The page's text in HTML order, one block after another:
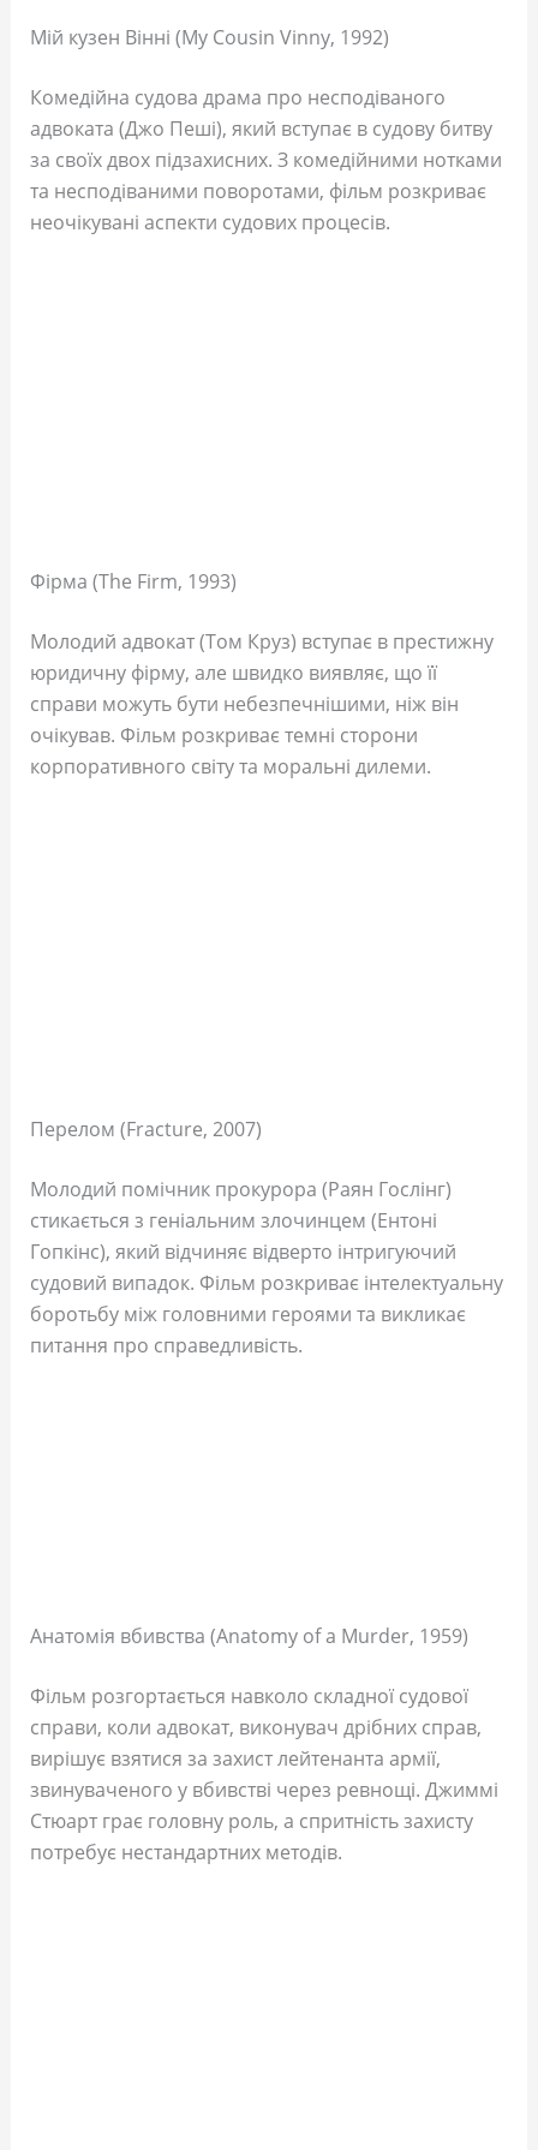
Мій кузен Вінні (My Cousin Vinny, 1992)
Комедійна судова драма про несподіваного
адвоката (Джо Пеші), який вступає в судову битву
за своїх двох підзахисних. З комедійними нотками
та несподіваними поворотами, фільм розкриває
неочікувані аспекти судових процесів.
Фірма (The Firm, 1993)
Молодий адвокат (Том Круз) вступає в престижну
юридичну фірму, але швидко виявляє, що її
справи можуть бути небезпечнішими, ніж він
очікував. Фільм розкриває темні сторони
корпоративного світу та моральні дилеми.
Перелом (Fracture, 2007)
Молодий помічник прокурора (Раян Гослінг)
стикається з геніальним злочинцем (Ентоні
Гопкінс), який відчиняє відверто інтригуючий
судовий випадок. Фільм розкриває інтелектуальну
боротьбу між головними героями та викликає
питання про справедливість.
Анатомія вбивства (Anatomy of a Murder, 1959)
Фільм розгортається навколо складної судової
справи, коли адвокат, виконувач дрібних справ,
вирішує взятися за захист лейтенанта армії,
звинуваченого у вбивстві через ревнощі. Джиммі
Стюарт грає головну роль, а спритність захисту
потребує нестандартних методів.